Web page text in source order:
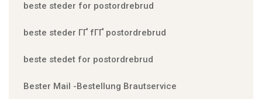
beste steder for postordrebrud
beste steder ГҐ fГҐ postordrebrud
beste stedet for postordrebrud
Bester Mail -Bestellung Brautservice